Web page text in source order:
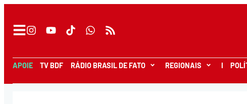
APOIE TV BDF RÁDIO BRASIL DE FATO REGIONAIS I